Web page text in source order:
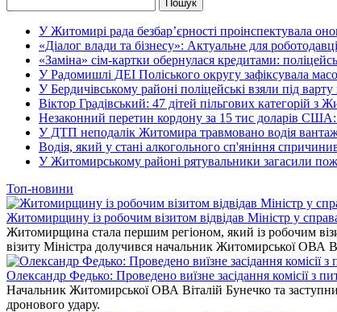
У Житомирі рада безбар’єрності проінспектувала
«Діалог влади та бізнесу»: Актуальне для
«Заміна» сім-картки обернулася кредитами:
У Радомишлі ДЕІ Поліського округу зафіксувала
У Бердичівському районі поліцейські взяли під
Віктор Градівський: 47 дітей пільгових категорій
Незаконний перетин кордону за 15 тис доларів
У ДТП неподалік Житомира травмовано водія
Водія, який у стані алкогольного сп'яніння
У Житомирському районі рятувальники загасили
Топ-новини
Житомирщину із робочим візитом відвідав Міністр у
Житомирщина стала першим регіоном, який із робочим
візиту Міністра долучився начальник Житомирської ОВА
Олександр Федько: Проведено виїзне засідання комісії з
Начальник Житомирської ОВА Віталій Бунечко та
дронового удару.